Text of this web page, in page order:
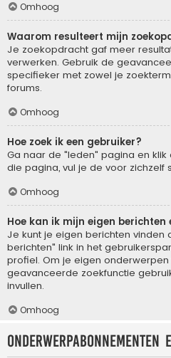
Omhoog
Waarom resulteert mijn
Je zoekopdracht gaf meer
verwerken. Gebruik de
specifieker met zowel je
forums.
Omhoog
Hoe zoek ik een gebruiker?
Ga naar de "leden" pagina en
die pagina, vul je de voor zichzelf
Omhoog
Hoe kan ik mijn eigen berichten
Je kunt je eigen berichten
berichten" link in het
profiel. Om je eigen
geavanceerde zoekfunctie
invullen.
Omhoog
Onderwerpabonnementen